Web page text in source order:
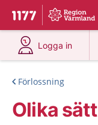
Till startsidan för
Du har valt
Logga in
på 1177.se
Förlossning
Olika